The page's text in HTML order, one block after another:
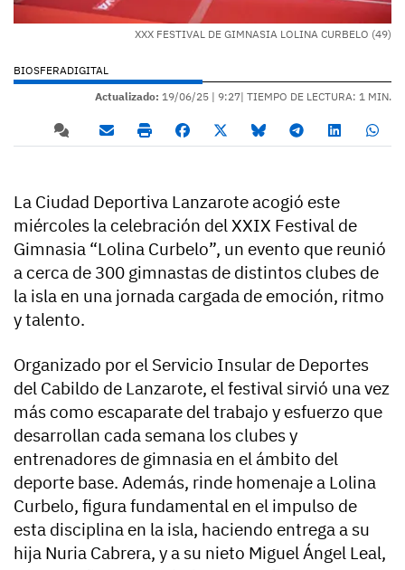
XXX FESTIVAL DE GIMNASIA LOLINA CURBELO (49)
BIOSFERADIGITAL
Actualizado: 19/06/25 | 9:27| TIEMPO DE LECTURA: 1 MIN.
La Ciudad Deportiva Lanzarote acogió este
miércoles la celebración del XXIX Festival de
Gimnasia “Lolina Curbelo”, un evento que reunió
a cerca de 300 gimnastas de distintos clubes de
la isla en una jornada cargada de emoción, ritmo
y talento.
Organizado por el Servicio Insular de Deportes
del Cabildo de Lanzarote, el festival sirvió una vez
más como escaparate del trabajo y esfuerzo que
desarrollan cada semana los clubes y
entrenadores de gimnasia en el ámbito del
deporte base. Además, rinde homenaje a Lolina
Curbelo, figura fundamental en el impulso de
esta disciplina en la isla, haciendo entrega a su
hija Nuria Cabrera, y a su nieto Miguel Ángel Leal,